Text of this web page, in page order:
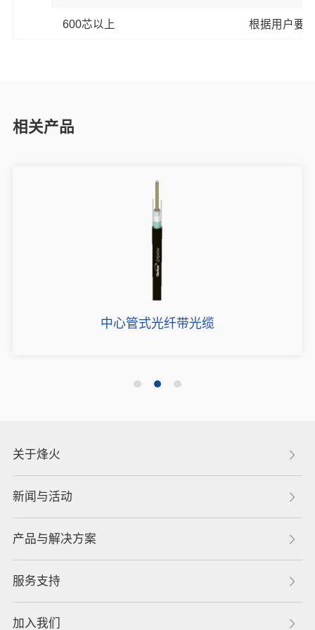
600芯以上 根据用户要
相关产品
中心管式光纤带光缆
关于烽火
新闻与活动
产品与解决方案
服务支持
加入我们